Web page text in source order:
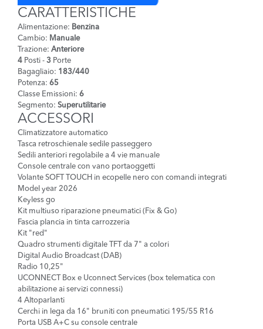
CARATTERISTICHE
Alimentazione: Benzina
Cambio: Manuale
Trazione: Anteriore
4 Posti - 3 Porte
Bagagliaio: 183/440
Potenza: 65
Classe Emissioni: 6
Segmento: Superutilitarie
ACCESSORI
Climatizzatore automatico
Tasca retroschienale sedile passeggero
Sedili anteriori regolabile a 4 vie manuale
Console centrale con vano portaoggetti
Volante SOFT TOUCH in ecopelle nero con comandi integrati
Model year 2026
Keyless go
Kit multiuso riparazione pneumatici (Fix & Go)
Fascia plancia in tinta carrozzeria
Kit "red"
Quadro strumenti digitale TFT da 7" a colori
Digital Audio Broadcast (DAB)
Radio 10,25"
UCONNECT Box e Uconnect Services (box telematica con
abilitazione ai servizi connessi)
4 Altoparlanti
Cerchi in lega da 16" bruniti con pneumatici 195/55 R16
Porta USB A+C su console centrale